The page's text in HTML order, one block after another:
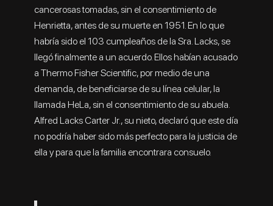
cancerosas tomadas, sin el consentimiento de
Henrietta, antes de su muerte en 1951. En lo que
habría sido el 103 cumpleaños de la Sra. Lacks, se
llegó finalmente a un acuerdo. Ellos habían acusado
a Thermo Fisher Scientific, por medio de una
demanda, de beneficiarse de su línea celular, la
llamada HeLa, sin el consentimiento de su abuela.
Alfred Lacks Carter Jr., su nieto, declaró que este día
no podría haber sido más perfecto para la justicia de
ella y para que la familia encontrara consuelo.